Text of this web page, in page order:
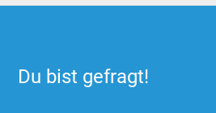
Du bist gefragt!